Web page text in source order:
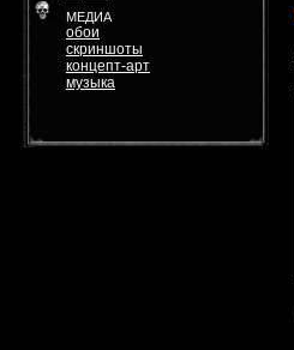
МЕДИА
обои
скриншоты
концепт-арт
музыка